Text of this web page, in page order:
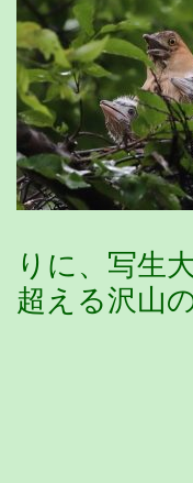
りに、写生
超える沢山